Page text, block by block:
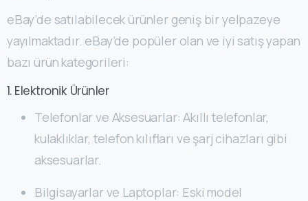
eBay’de satılabilecek ürünler geniş bir yelpazeye
yayılmaktadır. eBay’de popüler olan ve iyi satış yapan
bazı ürün kategorileri:
1. Elektronik Ürünler
Telefonlar ve Aksesuarlar: Akıllı telefonlar,
kulaklıklar, telefon kılıfları ve şarj cihazları gibi
aksesuarlar.
Bilgisayarlar ve Laptoplar: Eski model